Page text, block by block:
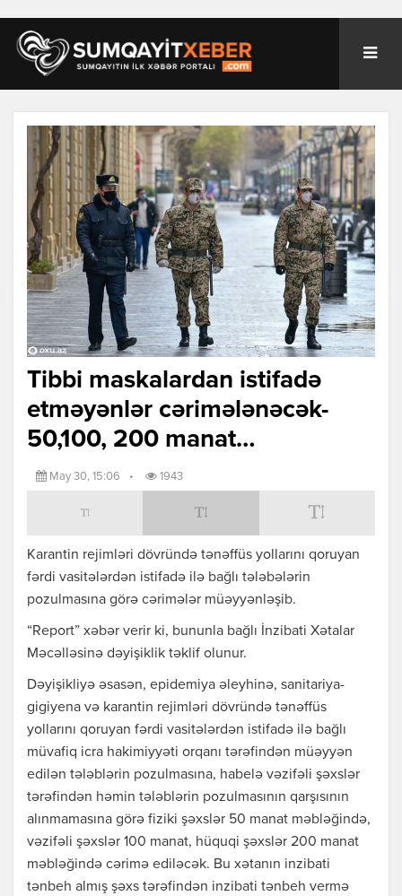
Tibbi maskalardan istifadə
etməyənlər cərimələnəcək-
50,100, 200 manat…
May 30, 15:06 • 1943
Karantin rejimləri dövründə tənəffüs yollarını qoruyan
fərdi vasitələrdən istifadə ilə bağlı tələbələrin
pozulmasına görə cərimələr müəyyənləşib.
“Report” xəbər verir ki, bununla bağlı İnzibati Xətalar
Məcəlləsinə dəyişiklik təklif olunur.
Dəyişikliyə əsasən, epidemiya əleyhinə, sanitariya-
gigiyena və karantin rejimləri dövründə tənəffüs
yollarını qoruyan fərdi vasitələrdən istifadə ilə bağlı
müvafiq icra hakimiyyəti orqanı tərəfindən müəyyən
edilən tələblərin pozulmasına, habelə vəzifəli şəxslər
tərəfindən həmin tələblərin pozulmasının qarşısının
alınmamasına görə fiziki şəxslər 50 manat məbləğində,
vəzifəli şəxslər 100 manat, hüquqi şəxslər 200 manat
məbləğində cərimə ediləcək. Bu xətanın inzibati
tənbeh almış şəxs tərəfindən inzibati tənbeh vermə